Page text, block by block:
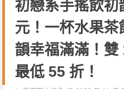
初戀系手搖飲初
元！一杯水果茶
韻幸福滿滿！雙
最低 55 折！